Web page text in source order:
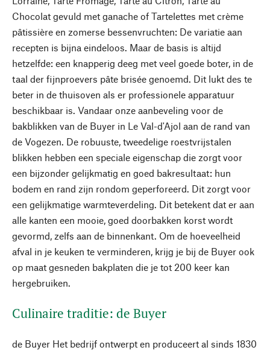
Chocolat gevuld met ganache of Tartelettes met crème
pâtissière en zomerse bessenvruchten: De variatie aan
recepten is bijna eindeloos. Maar de basis is altijd
hetzelfde: een knapperig deeg met veel goede boter, in de
taal der fijnproevers pâte brisée genoemd. Dit lukt des te
beter in de thuisoven als er professionele apparatuur
beschikbaar is. Vandaar onze aanbeveling voor de
bakblikken van de Buyer in Le Val-d'Ajol aan de rand van
de Vogezen. De robuuste, tweedelige roestvrijstalen
blikken hebben een speciale eigenschap die zorgt voor
een bijzonder gelijkmatig en goed bakresultaat: hun
bodem en rand zijn rondom geperforeerd. Dit zorgt voor
een gelijkmatige warmteverdeling. Dit betekent dat er aan
alle kanten een mooie, goed doorbakken korst wordt
gevormd, zelfs aan de binnenkant. Om de hoeveelheid
afval in je keuken te verminderen, krijg je bij de Buyer ook
op maat gesneden bakplaten die je tot 200 keer kan
hergebruiken.
Culinaire traditie: de Buyer
de Buyer Het bedrijf ontwerpt en produceert al sinds 1830